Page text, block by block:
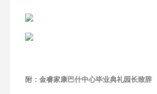
附：金睿家康巴什中心毕业典礼园长致辞